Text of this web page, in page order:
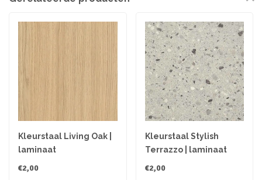
Kleurstaal Living Oak |
laminaat
€2,00
Kleurstaal Stylish
Terrazzo | laminaat
€2,00